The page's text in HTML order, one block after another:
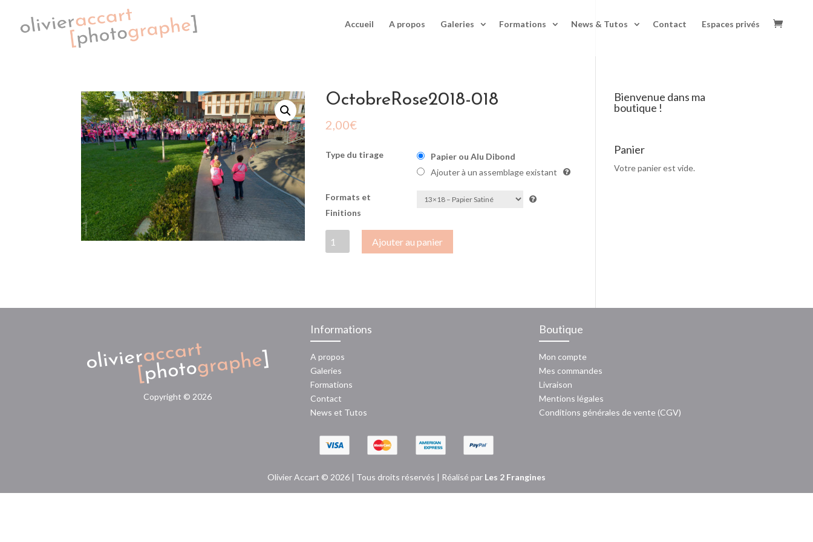
Accueil A propos Galeries Formations News & Tutos Contact Espaces privés
OctobreRose2018-018
2,00€
Type du tirage
Papier ou Alu Dibond
Ajouter à un assemblage existant
Formats et
Finitions
de
Ajouter au panier
Bienvenue dans ma
boutique !
Panier
Votre panier est vide.
Copyright © 2026
Informations
A propos
Galeries
Formations
Contact
News et Tutos
Boutique
Mon compte
Mes commandes
Livraison
Mentions légales
Conditions générales de vente (CGV)
Olivier Accart © 2026 | Tous droits réservés | Réalisé par Les 2 Frangines